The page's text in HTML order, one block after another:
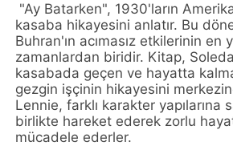
"Ay Batarken", 1930'ların
kasaba hikayesini anlatır. Bu
Buhran'ın acımasız etkilerinin en
zamanlardan biridir. Kitap,
kasabada geçen ve hayatta
gezgin işçinin hikayesini
Lennie, farklı karakter yapılarına
birlikte hareket ederek zorlu
mücadele ederler.